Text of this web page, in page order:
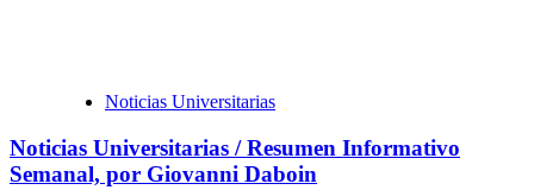
Noticias Universitarias
Noticias Universitarias / Resumen Informativo
Semanal, por Giovanni Daboin